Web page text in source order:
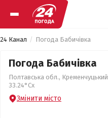
24 Канал Погода Бабичівка
Погода Бабичівка
Полтавська обл.,
33.24°Сх
Змінити місто